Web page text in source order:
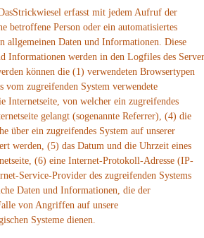
erfasst mit jedem Aufruf der
betroffene Person oder ein automatisiertes
allgemeinen Daten und Informationen. Diese
Informationen werden in den Logfiles des
können die (1) verwendeten Browsertypen
vom zugreifenden System verwendete
Internetseite, von welcher ein zugreifendes
gelangt (sogenannte Referrer), (4) die
über ein zugreifendes System auf unserer
werden, (5) das Datum und die Uhrzeit eines
(6) eine Internet-Protokoll-Adresse (IP-
Service-Provider des zugreifenden Systems
Daten und Informationen, die der
von Angriffen auf unsere
Systeme dienen.